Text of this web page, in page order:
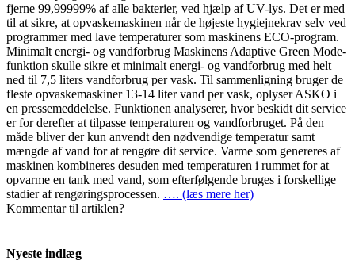
fjerne 99,99999% af alle bakterier, ved hjælp af UV-lys. Det er med
til at sikre, at opvaskemaskinen når de højeste hygiejnekrav selv ved
programmer med lave temperaturer som maskinens ECO-program.
Minimalt energi- og vandforbrug Maskinens Adaptive Green Mode-
funktion skulle sikre et minimalt energi- og vandforbrug med helt
ned til 7,5 liters vandforbrug per vask. Til sammenligning bruger de
fleste opvaskemaskiner 13-14 liter vand per vask, oplyser ASKO i
en pressemeddelelse. Funktionen analyserer, hvor beskidt dit service
er for derefter at tilpasse temperaturen og vandforbruget. På den
måde bliver der kun anvendt den nødvendige temperatur samt
mængde af vand for at rengøre dit service. Varme som genereres af
maskinen kombineres desuden med temperaturen i rummet for at
opvarme en tank med vand, som efterfølgende bruges i forskellige
stadier af rengøringsprocessen. …. (læs mere her)
Kommentar til artiklen?
Nyeste indlæg